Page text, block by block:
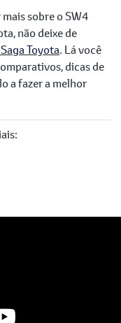
sobre o SW4
não deixe de
Toyota. Lá você
dicas de
a fazer a melhor